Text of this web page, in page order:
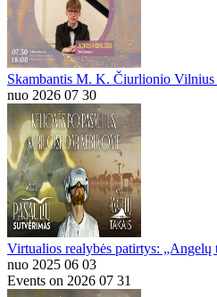
Skambantis M. K. Čiurlionio
nuo 2026 07 30
Virtualios realybės patirtys: „Angelų
nuo 2025 06 03
Events on 2026 07 31